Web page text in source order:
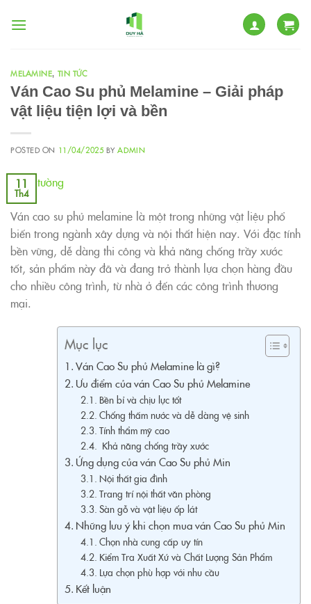
MELAMINE, TIN TỨC
Ván Cao Su phủ Melamine – Giải pháp
vật liệu tiện lợi và bền
POSTED ON 11/04/2025 BYADMIN
11
Th4
Ván cao su phủ melamine là một trong những vật liệu phổ
biến trong ngành xây dựng và nội thất hiện nay. Với đặc tính
bền vững, dễ dàng thi công và khả năng chống trầy xước
tốt, sản phẩm này đã và đang trở thành lựa chọn hàng đầu
cho nhiều công trình, từ nhà ở đến các công trình thương
mại.
Mục lục
Ván Cao Su phủ Melamine là gì?
Ưu điểm của ván Cao Su phủ Melamine
Bền bỉ và chịu lực tốt
Chống thấm nước và dễ dàng vệ sinh
Tính thẩm mỹ cao
Khả năng chống trầy xước
Ứng dụng của ván Cao Su phủ Min
Nội thất gia đình
Trang trí nội thất văn phòng
Sàn gỗ và vật liệu ốp lát
Những lưu ý khi chọn mua ván Cao Su phủ Min
Chọn nhà cung cấp uy tín
Kiểm Tra Xuất Xứ và Chất Lượng Sản Phẩm
Lựa chọn phù hợp với nhu cầu
Kết luận